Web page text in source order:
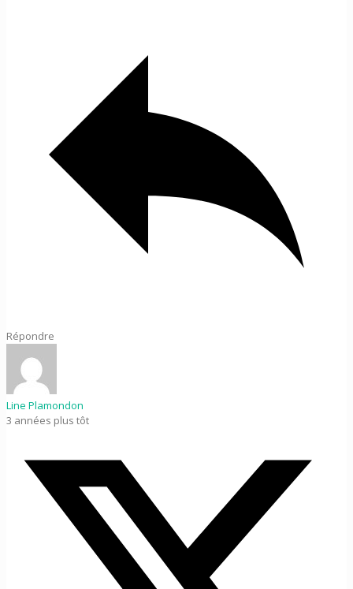
Répondre
Line Plamondon
3 années plus tôt